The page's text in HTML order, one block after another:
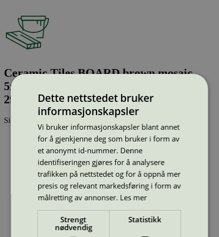
Ceramic Tiles BOARD brown mosaic
5x5/30x30, tile sintered GL - mosaic,
298x298x10
Sist oppdatert
05 sep 2024
Strekkode (GTIN):
8590007348882
Vis alle GTIN Vis færre GTIN
Type: Harde gulvbelegg (EU Ecolabel)
Lisensnummer: CZ/021/003
EU Ecolabel
Merkevare: RAKO
Lisensinnehaver: LASSELSBERGER, s.r.o.
Lisensinnehaver nettside: https://www.rako.cz
Tilgjengelig i: Norge, Sverige, Finland, Danmark, Utenfor
Dette nettstedet bruker
informasjonskapsler
Vi bruker informasjonskapsler blant annet
for å gjenkjenne deg som bruker i form av
et anonymt id-nummer. Denne
identifiseringen gjøres for å analysere
trafikken på nettstedet og for å oppnå mer
presis og relevant markedsføring i form av
målretting av annonser. Les mer
Strengt
nødvendig
Statistikk